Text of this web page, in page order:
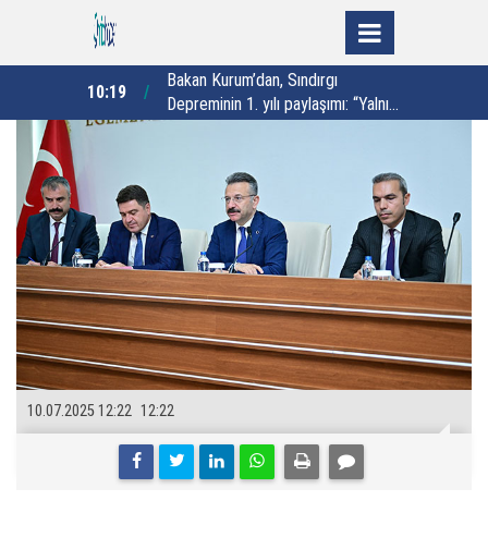
10:03
Delmece Yaylası kamp ve
trekkingin yeni adresi olacak
12:22
10.07.2025 12:22